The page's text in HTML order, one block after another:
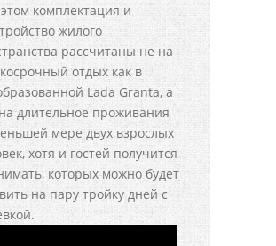
комплектация и
жилого
рассчитаны не на
отдых как в
Lada Granta, а
длительное проживания
мере двух взрослых
хотя и гостей получится
которых можно будет
на пару тройку дней с